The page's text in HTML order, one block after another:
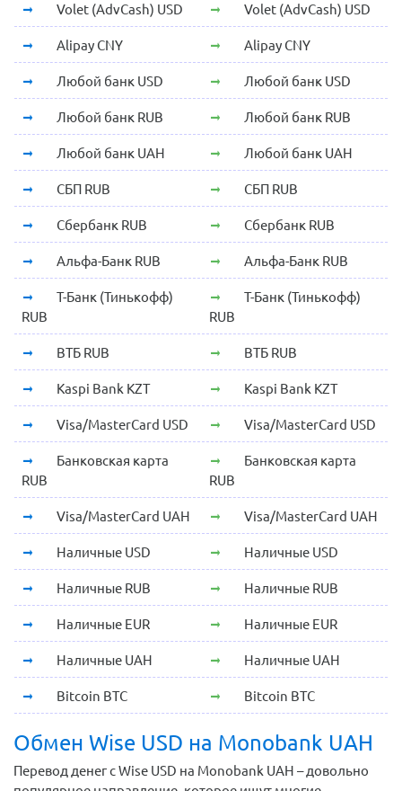
Volet (AdvCash) USD Volet (AdvCash) USD
Alipay CNY Alipay CNY
Любой банк USD Любой банк USD
Любой банк RUB Любой банк RUB
Любой банк UAH Любой банк UAH
СБП RUB СБП RUB
Сбербанк RUB Сбербанк RUB
Альфа-Банк RUB Альфа-Банк RUB
Т-Банк (Тинькофф)
RUB
Т-Банк (Тинькофф)
RUB
ВТБ RUB ВТБ RUB
Kaspi Bank KZT Kaspi Bank KZT
Visa/MasterCard USD Visa/MasterCard USD
Банковская карта
RUB
Банковская карта
RUB
Visa/MasterCard UAH Visa/MasterCard UAH
Наличные USD Наличные USD
Наличные RUB Наличные RUB
Наличные EUR Наличные EUR
Наличные UAH Наличные UAH
Bitcoin BTC Bitcoin BTC
Обмен Wise USD на Monobank UAH
Перевод денег с Wise USD на Monobank UAH – довольно